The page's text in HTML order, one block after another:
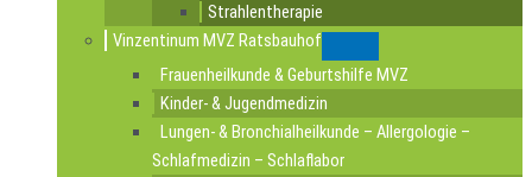
Strahlentherapie
Vinzentinum MVZ Ratsbauhof
Frauenheilkunde & Geburtshilfe MVZ
Kinder- & Jugendmedizin
Lungen- & Bronchialheilkunde – Allergologie –
Schlafmedizin – Schlaflabor